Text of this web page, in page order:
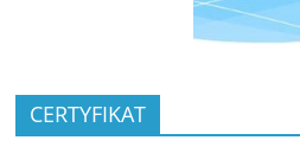
CERTYFIKAT